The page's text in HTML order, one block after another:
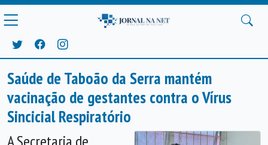
Saúde de Taboão da Serra mantém
vacinação de gestantes contra o Vírus
Sincicial Respiratório